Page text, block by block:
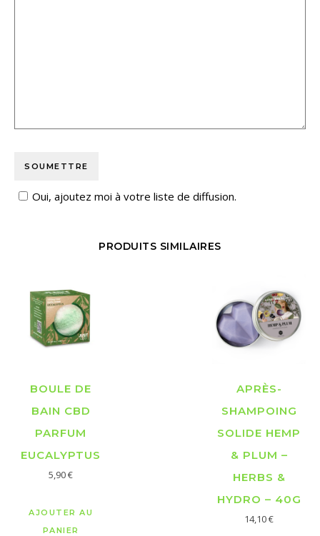
Oui, ajoutez moi à votre liste de diffusion.
PRODUITS SIMILAIRES
BOULE DE
BAIN CBD
PARFUM
EUCALYPTUS
5,90€
AJOUTER AU
PANIER
APRÈS-
SHAMPOING
SOLIDE HEMP
& PLUM –
HERBS &
HYDRO – 40G
14,10€